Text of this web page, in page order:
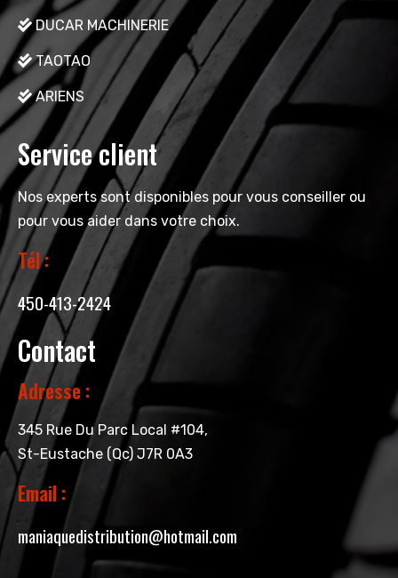
DUCAR MACHINERIE
TAOTAO
ARIENS
Service client
Nos experts sont disponibles pour vous conseiller ou
pour vous aider dans votre choix.
Tél :
450-413-2424
Contact
Adresse :
345 Rue Du Parc Local #104,
St-Eustache (Qc) J7R 0A3
Email :
maniaquedistribution@hotmail.com